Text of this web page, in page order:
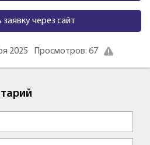
через сайт
2025 Просмотров: 67